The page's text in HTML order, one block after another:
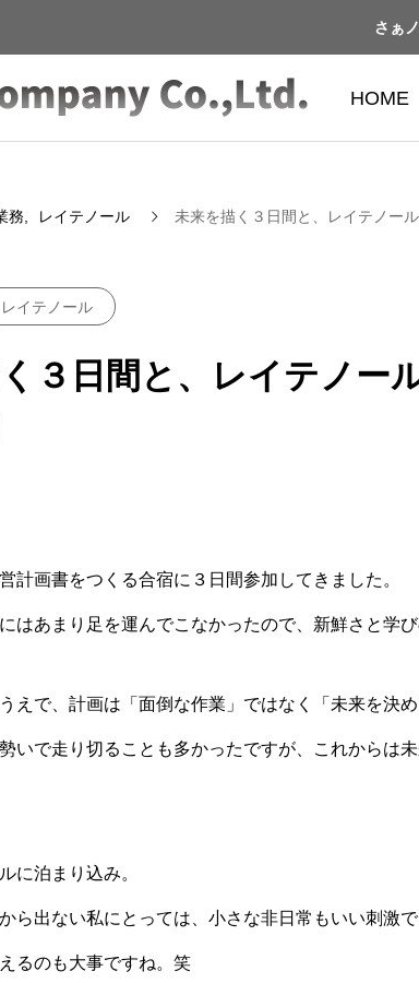
さぁ
HOME
務 レイテノール 未来を描く３日間と、レイテノー
レイテノール
３日間と、レイテノー
計画書をつくる合宿に３日間参加してきました。
はあまり足を運んでこなかったので、新鮮さと学び
えで、計画は「面倒な作業」ではなく「未来を決
いで走り切ることも多かったですが、これからは
に泊まり込み。
ら出ない私にとっては、小さな非日常もいい刺激で
るのも大事ですね。笑